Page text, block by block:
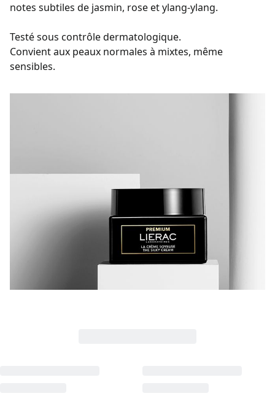
notes subtiles de jasmin, rose et ylang-ylang.
Testé sous contrôle dermatologique.
Convient aux peaux normales à mixtes, même
sensibles.